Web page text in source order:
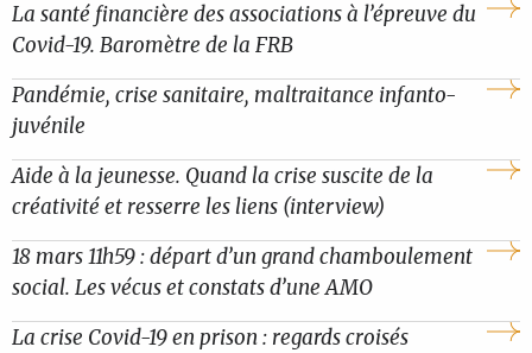
La santé financière des associations à l’épreuve du
Covid-19. Baromètre de la FRB
Pandémie, crise sanitaire, maltraitance infanto-
juvénile
Aide à la jeunesse. Quand la crise suscite de la
créativité et resserre les liens (interview)
18 mars 11h59 : départ d’un grand chamboulement
social. Les vécus et constats d’une AMO
La crise Covid-19 en prison : regards croisés